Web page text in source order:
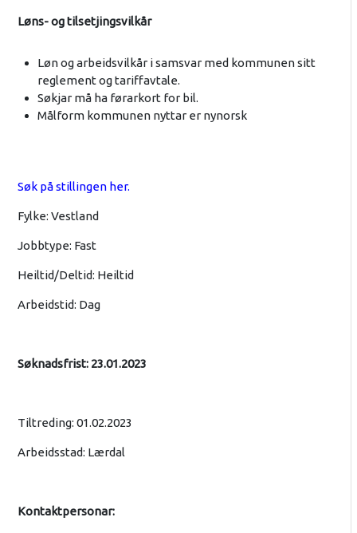
Løns- og tilsetjingsvilkår
Løn og arbeidsvilkår i samsvar med kommunen sitt
reglement og tariffavtale.
Søkjar må ha førarkort for bil.
Målform kommunen nyttar er nynorsk
Søk på stillingen her.
Fylke: Vestland
Jobbtype: Fast
Heiltid/Deltid: Heiltid
Arbeidstid: Dag
Søknadsfrist: 23.01.2023
Tiltreding: 01.02.2023
Arbeidsstad: Lærdal
Kontaktpersonar: